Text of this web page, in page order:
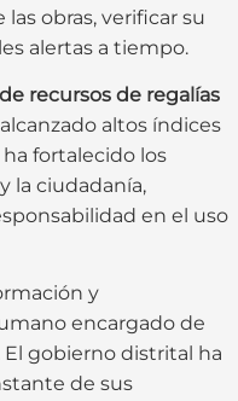
obras, verificar su
alertas a tiempo.
recursos de regalías
altos índices
fortalecido los
la ciudadanía,
en el uso
y
encargado de
El gobierno distrital ha
de sus